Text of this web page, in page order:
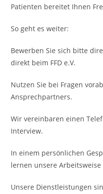
Patienten bereitet Ihnen
So geht es weiter:
Bewerben Sie sich bitte
direkt beim FFD e.V.
Nutzen Sie bei Fragen
Ansprechpartners.
Wir vereinbaren einen
Interview.
In einem persönlichen
lernen unsere Arbeitsweise
Unsere Dienstleistungen